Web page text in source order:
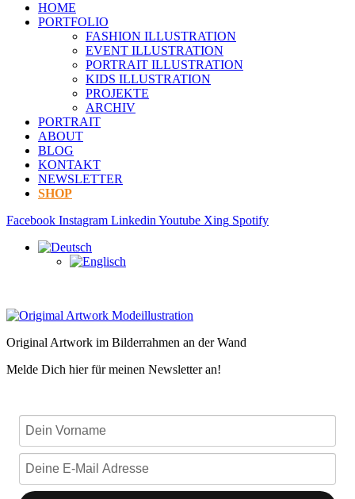
HOME
PORTFOLIO
FASHION ILLUSTRATION
EVENT ILLUSTRATION
PORTRAIT ILLUSTRATION
KIDS ILLUSTRATION
PROJEKTE
ARCHIV
PORTRAIT
ABOUT
BLOG
KONTAKT
NEWSLETTER
SHOP
Facebook Instagram Linkedin Youtube Xing Spotify
Original Artwork im Bilderrahmen an der Wand
Melde Dich hier für meinen Newsletter an!